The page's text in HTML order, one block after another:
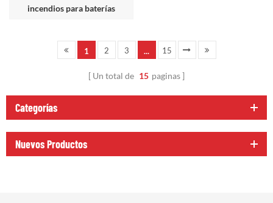
incendios para baterías
1 2 3 ... 15
Un total de 15 paginas
Categorías
Nuevos Productos